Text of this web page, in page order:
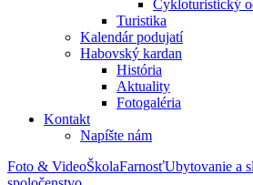
Cykloturistický
Turistika
Kalendár podujatí
Habovský kardan
História
Aktuality
Fotogaléria
Kontakt
Napíšte nám
Foto & VideoŠkolaFarnosťUbytovanie a